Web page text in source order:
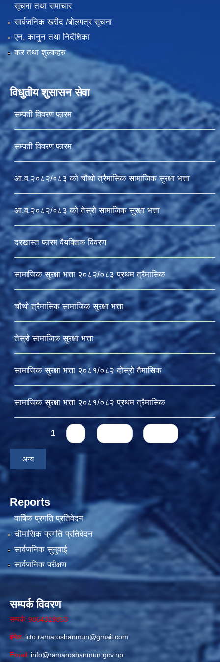
सूचना तथा समाचार
सार्वजनिक खरीद /बोलपत्र सूचना
एन, कानुन तथा निर्देशिका
कर तथा शुल्कहरु
विधुतीय शुसासन सेवा
सम्पती विवरण फारम
सम्पती विवरण फारम
आ.व.२०८२/०८३ को चौथो त्रैमासिक सामाजिक सुरक्षा भत्ता
आ.व.२०८२/०८३ को तेस्रो सामाजिक सुरक्षा भत्ता
दरखास्त फारम वैयक्तिक विवरण
सामाजिक सुरक्षा भत्ता २०८२/०८३ प्रथम त्रैमासिक
चौथो त्रैमासिक सामाजिक सुरक्षा भत्ता
तेस्रो सामाजिक सुरक्षा भत्ता
सामाजिक सुरक्षा भत्ता २०८१/०८२ दोस्रो तैमासिक
सामाजिक सुरक्षा भत्ता २०८१/०८२ प्रथम त्रैमासिक
Pages1
अन्य
Reports
वार्षिक प्रगति प्रतिवेदन
चौमासिक प्रगति प्रतिवेदन
सार्वजनिक सुनुवाई
सार्वजनिक परीक्षण
सम्पर्क विवरण
सम्पर्क: 9864319853
ईमेल:icto.ramaroshanmun@gmail.com
Email: info@ramaroshanmun.gov.np